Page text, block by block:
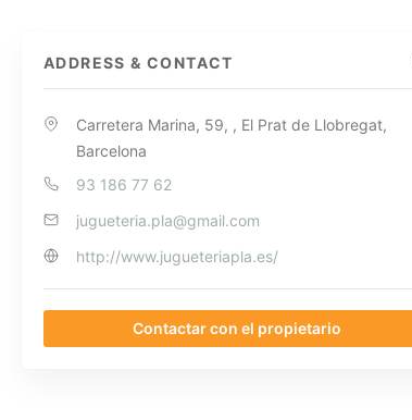
ADDRESS & CONTACT
Carretera Marina, 59, , El Prat de Llobregat,
Barcelona
93 186 77 62
jugueteria.pla@gmail.com
http://www.jugueteriapla.es/
Contactar con el propietario